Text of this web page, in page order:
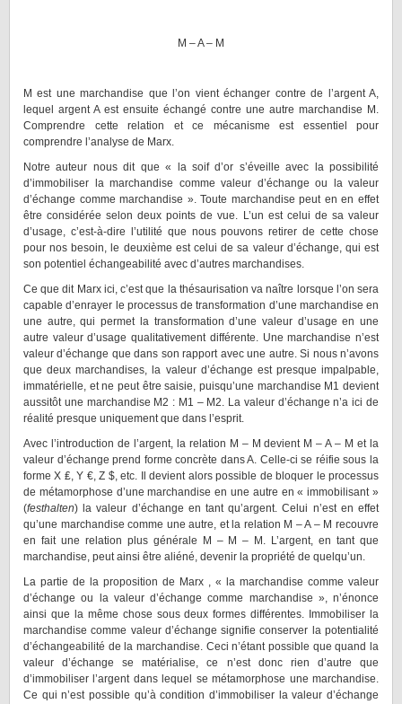
M – A – M
M est une marchandise que l’on vient échanger contre de l’argent A,
lequel argent A est ensuite échangé contre une autre marchandise M.
Comprendre cette relation et ce mécanisme est essentiel pour
comprendre l’analyse de Marx.
Notre auteur nous dit que « la soif d’or s’éveille avec la possibilité
d’immobiliser la marchandise comme valeur d’échange ou la valeur
d’échange comme marchandise ». Toute marchandise peut en en effet
être considérée selon deux points de vue. L’un est celui de sa valeur
d’usage, c’est-à-dire l’utilité que nous pouvons retirer de cette chose
pour nos besoin, le deuxième est celui de sa valeur d’échange, qui est
son potentiel échangeabilité avec d’autres marchandises.
Ce que dit Marx ici, c’est que la thésaurisation va naître lorsque l’on sera
capable d’enrayer le processus de transformation d’une marchandise en
une autre, qui permet la transformation d’une valeur d’usage en une
autre valeur d’usage qualitativement différente. Une marchandise n’est
valeur d’échange que dans son rapport avec une autre. Si nous n’avons
que deux marchandises, la valeur d’échange est presque impalpable,
immatérielle, et ne peut être saisie, puisqu’une marchandise M1 devient
aussitôt une marchandise M2 : M1 – M2. La valeur d’échange n’a ici de
réalité presque uniquement que dans l’esprit.
Avec l’introduction de l’argent, la relation M – M devient M – A – M et la
valeur d’échange prend forme concrète dans A. Celle-ci se réifie sous la
forme X ₤, Y €, Z $, etc. Il devient alors possible de bloquer le processus
de métamorphose d’une marchandise en une autre en « immobilisant »
(festhalten) la valeur d’échange en tant qu’argent. Celui n’est en effet
qu’une marchandise comme une autre, et la relation M – A – M recouvre
en fait une relation plus générale M – M – M. L’argent, en tant que
marchandise, peut ainsi être aliéné, devenir la propriété de quelqu’un.
La partie de la proposition de Marx , « la marchandise comme valeur
d’échange ou la valeur d’échange comme marchandise », n’énonce
ainsi que la même chose sous deux formes différentes. Immobiliser la
marchandise comme valeur d’échange signifie conserver la potentialité
d’échangeabilité de la marchandise. Ceci n’étant possible que quand la
valeur d’échange se matérialise, ce n’est donc rien d’autre que
d’immobiliser l’argent dans lequel se métamorphose une marchandise.
Ce qui n’est possible qu’à condition d’immobiliser la valeur d’échange